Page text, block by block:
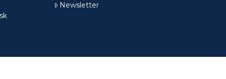
Newsletter